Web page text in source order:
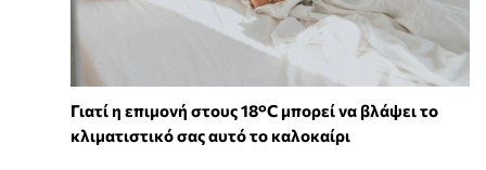
Γιατί η επιμονή στους 18°C μπορεί να βλάψει το
κλιματιστικό σας αυτό το καλοκαίρι